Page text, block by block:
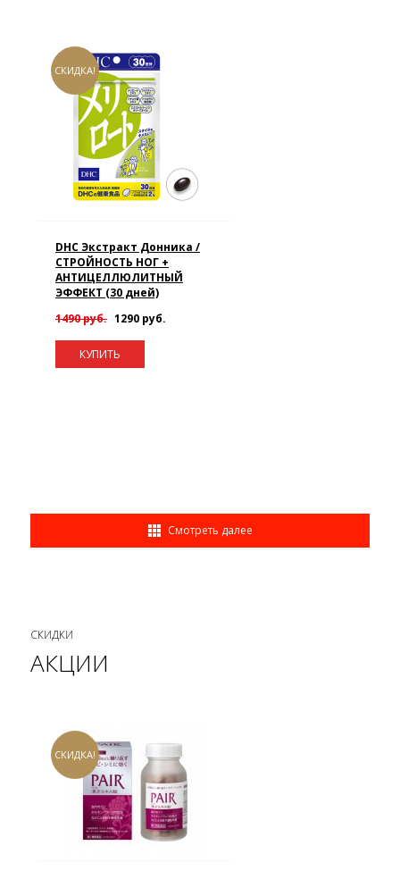
СКИДКА!
DHC Экстракт Донника /
СТРОЙНОСТЬ НОГ +
АНТИЦЕЛЛЮЛИТНЫЙ
ЭФФЕКТ (30 дней)
1490 руб. 1290 руб.
КУПИТЬ
Смотреть далее
СКИДКИ
АКЦИИ
СКИДКА!